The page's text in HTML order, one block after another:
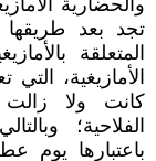
والحضارية
تجد بعد طريقها
المتعلقة
الأمازيغية، التي
كانت ولا زالت
الفلاحية؛
باعتبارها يوم